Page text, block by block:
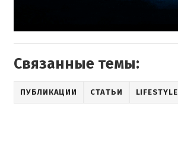
Связанные темы:
ПУБЛИКАЦИИ СТАТЬИ LIFESTYLE